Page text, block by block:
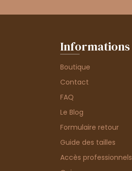
Informations
Boutique
Contact
FAQ
Le Blog
Formulaire retour
Guide des tailles
Accès professionnels